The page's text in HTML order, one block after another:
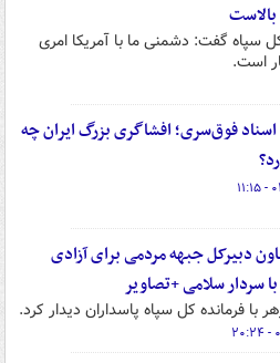
سپاه گفت: دشمنی ما با آمریکا امری
است.
اسناد فوق‌سری؛ افشاگری بزرگ ایران چه
دبیرکل جبهه مردمی برای آزادی
سردار سلامی +تصاویر
با فرمانده کل سپاه پاسداران دیدار کرد.